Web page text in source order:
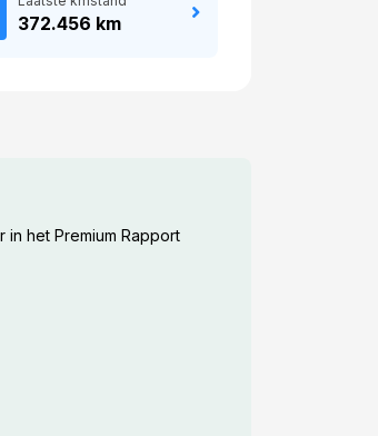
372.456 km
het Premium Rapport